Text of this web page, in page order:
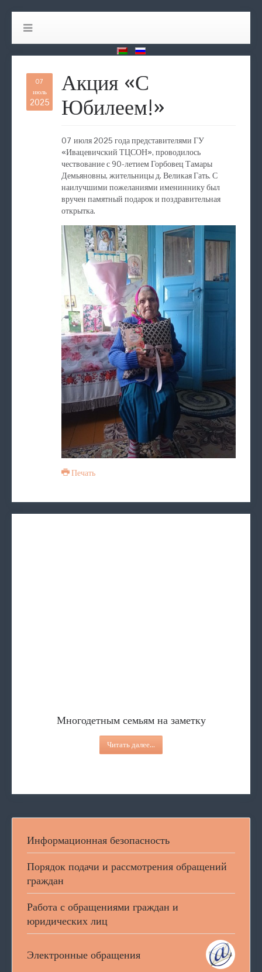
07
июль
2025
Акция «С
Юбилеем!»
07 июля 2025 года представителями ГУ
«Ивацевичский ТЦСОН», проводилось
чествование с 90-летием Горбовец Тамары
Демьяновны, жительницы д. Великая Гать. С
наилучшими пожеланиями имениннику был
вручен памятный подарок и поздравительная
открытка.
Печать
Многодетным семьям на заметку
Читать далее...
Информационная безопасность
Порядок подачи и рассмотрения обращений
граждан
Работа с обращениями граждан и
юридических лиц
Электронные обращения